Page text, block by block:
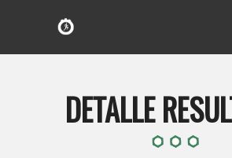
DETALLE